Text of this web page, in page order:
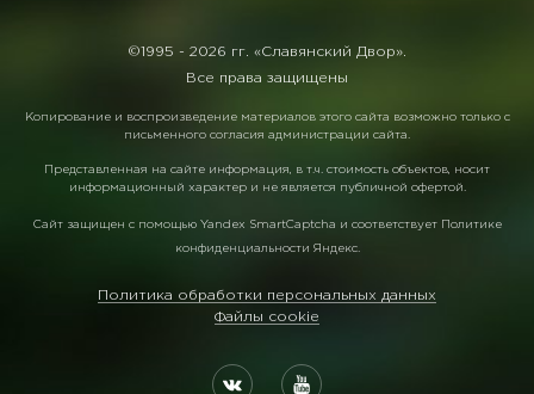
©1995 - 2026 гг. «Славянский Двор».
Все права защищены
Копирование и воспроизведение материалов этого сайта возможно только с
письменного согласия администрации сайта.
Представленная на сайте информация, в т.ч. стоимость объектов, носит
информационный характер и не является публичной офертой.
Сайт защищен с помощью Yandex SmartCaptcha и соответствует Политике
конфиденциальности Яндекс.
Политика обработки персональных данных
Файлы cookie